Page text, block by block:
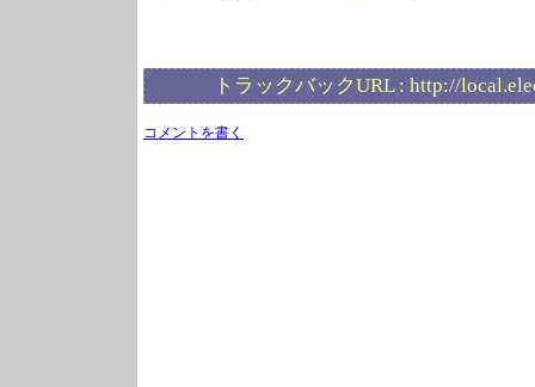
トラックバックURL : http://
コメントを書く